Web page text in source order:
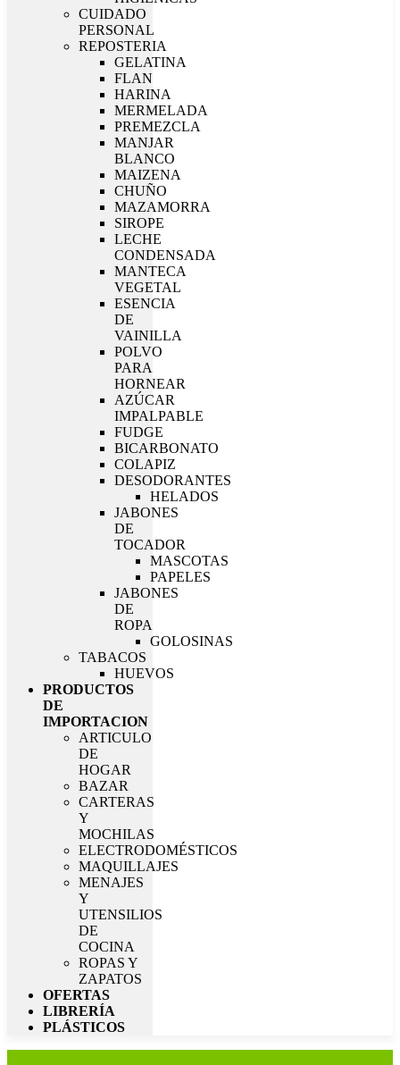
CUIDADO
PERSONAL
REPOSTERIA
GELATINA
FLAN
HARINA
MERMELADA
PREMEZCLA
MANJAR
BLANCO
MAIZENA
CHUÑO
MAZAMORRA
SIROPE
LECHE
CONDENSADA
MANTECA
VEGETAL
ESENCIA
DE
VAINILLA
POLVO
PARA
HORNEAR
AZÚCAR
IMPALPABLE
FUDGE
BICARBONATO
COLAPIZ
DESODORANTES
HELADOS
JABONES
DE
TOCADOR
MASCOTAS
PAPELES
JABONES
DE
ROPA
GOLOSINAS
TABACOS
HUEVOS
PRODUCTOS
DE
IMPORTACION
ARTICULO
DE
HOGAR
BAZAR
CARTERAS
Y
MOCHILAS
ELECTRODOMÉSTICOS
MAQUILLAJES
MENAJES
Y
UTENSILIOS
DE
COCINA
ROPAS Y
ZAPATOS
OFERTAS
LIBRERÍA
PLÁSTICOS